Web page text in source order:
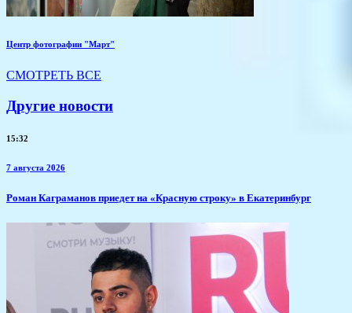
Центр фотографии "Март"
СМОТРЕТЬ ВСЕ
Другие новости
15:32
7 августа 2026
​Роман Каграманов приедет на «Красную строку» в Екатеринбург